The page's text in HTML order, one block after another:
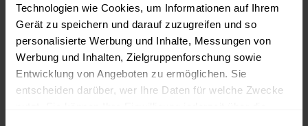
Technologien wie Cookies, um Informationen auf Ihrem
Gerät zu speichern und darauf zuzugreifen und so
personalisierte Werbung und Inhalte, Messungen von
Werbung und Inhalten, Zielgruppenforschung sowie
Entwicklung von Angeboten zu ermöglichen. Sie
entscheiden darüber, wer Ihre Daten für welche Zwecke
wird verwendet,
um zwischen
Menschen und
Bots zu
unterscheiden.
ndig